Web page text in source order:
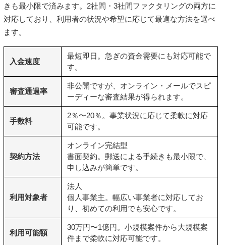
きも最小限で済みます。2社間・3社間ファクタリングの両方に
対応しており、利用者の状況や希望に応じて最適な方法を選べ
ます。
入金速度
最短即日。急ぎの資金需要にも対応可能で
す。
審査通過率
非公開ですが、オンライン・メールでスピ
ーディーな審査結果が得られます。
手数料
2％〜20％。事業状況に応じて柔軟に対応
可能です。
契約方法
オンライン完結型
書面契約。郵送による手続きも最小限で、
申し込みが簡単です。
利用対象者
法人
個人事業主。幅広い事業者に対応してお
り、初めての利用でも安心です。
利用可能額
30万円〜1億円。小規模案件から大規模案
件まで柔軟に対応可能です。